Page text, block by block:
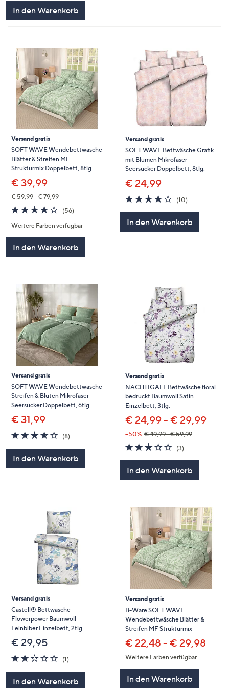
In den Warenkorb
Versand gratis
SOFT WAVE Wendebettwäsche
Blätter & Streifen MF
Strukturmix Doppelbett, 8tlg.
€ 39,99
€ 59,99 - € 79,99
4.1
von
5
(56)56
Weitere Farben verfügbar
In den Warenkorb
Versand gratis
SOFT WAVE Bettwäsche Grafik
mit Blumen Mikrofaser
Seersucker Doppelbett, 8tlg.
€ 24,99
3.7
von
(10)10
In den Warenkorb
Versand gratis
SOFT WAVE Wendebettwäsche
Streifen & Blüten Mikrofaser
Seersucker Doppelbett, 6tlg.
€ 31,99
3.5
von
(8)8
In den Warenkorb
Versand gratis
NACHTIGALL Bettwäsche floral
bedruckt Baumwoll Satin
Einzelbett, 3tlg.
€ 24,99 - € 29,99
--50% € 49,99 - € 59,99
2.7
von
(3)3
In den Warenkorb
Versand gratis
Castell® Bettwäsche
Flowerpower Baumwoll
Feinbiber Einzelbett, 2tlg.
€ 29,95
2.0
von
(1)1
In den Warenkorb
Versand gratis
B-Ware SOFT WAVE
Wendebettwäsche Blätter &
Streifen MF Strukturmix
€ 22,48 - € 29,98
Weitere Farben verfügbar
In den Warenkorb